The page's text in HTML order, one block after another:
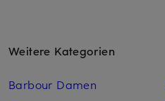
Weitere Kategorien
Barbour Damen